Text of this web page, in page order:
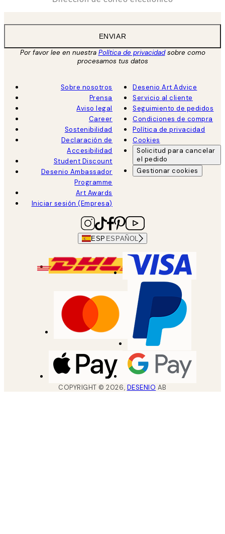
ENVIAR
Por favor lee en nuestra Política de privacidadsobre como
procesamos tus datos
Sobre nosotros
Prensa
Aviso legal
Career
Sostenibilidad
Declaración de
Accesibilidad
Student Discount
Desenio Ambassador
Programme
Art Awards
Iniciar sesión (Empresa)
Desenio Art Advice
Servicio al cliente
Seguimiento de pedidos
Condiciones de compra
Política de privacidad
Cookies
Solicitud para cancelar
el pedido
Gestionar cookies
ESP ESPAÑOL
COPYRIGHT ©2026, DESENIO AB